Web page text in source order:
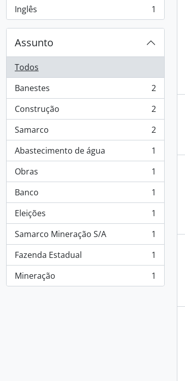
Inglês
, 1 resultados 1
Assunto
Todos
Banestes
, 2 resultados
2
Construção
, 2 resultados
2
Samarco
, 2 resultados
2
Abastecimento de água
, 1 resultados
1
Obras
, 1 resultados
1
Banco
, 1 resultados
1
Eleições
, 1 resultados
1
Samarco Mineração S/A
, 1 resultados
1
Fazenda Estadual
, 1 resultados
1
Mineração
, 1 resultados 1